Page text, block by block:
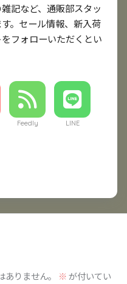
記など、通販部スタッ
。セール情報、新入荷
フォローいただくとい
Feedly LINE
りません。 ※が付いてい